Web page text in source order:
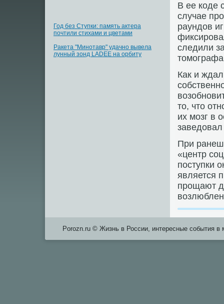
Год без Ступки: память актера
почтили стихами и цветами
Ракета "Минотавр" удачно вывела
лунный зонд LADEE на орбиту
В ее коде
случае
раундов
следили
Как и
то, что
их мозг в
При
«центр
поступки
является
прощают
Porozn.ru © Жизнь в России, интересные события в